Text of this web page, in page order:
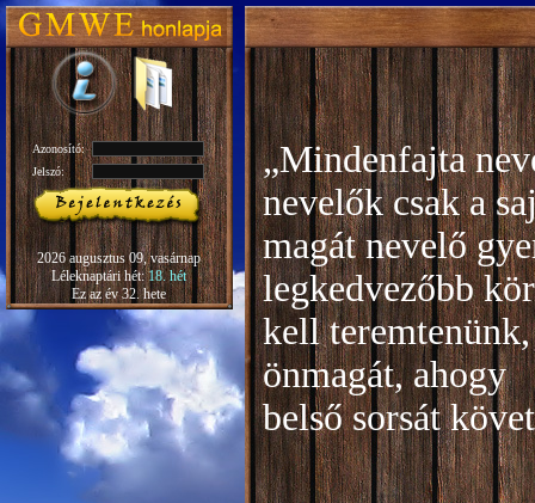
Azonosító:
Jelszó:
2026 augusztus 09, vasárnap
Léleknaptári hét:18. hét
Ez az év 32. hete
„Mindenfajta
nevelők csak a
magát nevelő
legkedvezőbb
kell
önmagát, ahogy
belső sorsát